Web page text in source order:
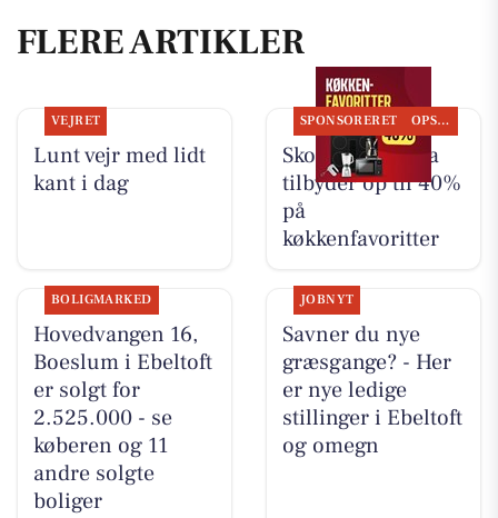
FLERE ARTIKLER
VEJRET
Lunt vejr med lidt
kant i dag
SPONSORERET OPSLAGSTAVLEN
Skousen Grenaa
tilbyder op til 40%
på
køkkenfavoritter
BOLIGMARKED
Hovedvangen 16,
Boeslum i Ebeltoft
er solgt for
2.525.000 - se
køberen og 11
andre solgte
boliger
JOBNYT
Savner du nye
græsgange? - Her
er nye ledige
stillinger i Ebeltoft
og omegn